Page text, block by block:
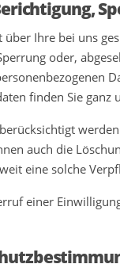
Ihre bei uns
oder,
finden Sie ganz
auch die
eine solche
einer